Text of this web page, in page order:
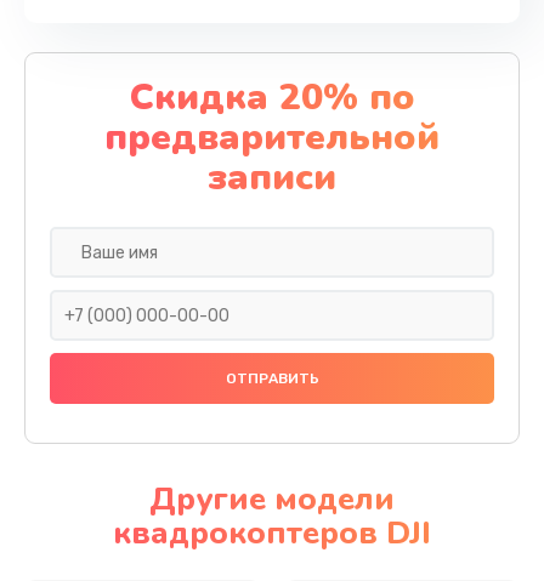
Скидка 20% по
предварительной
записи
Другие модели
квадрокоптеров DJI